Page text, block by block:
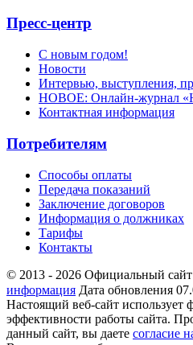
Пресс-центр
С новым годом!
Новости
Интервью, выступления,
НОВОЕ: Онлайн-журнал
Контактная информация
Потребителям
Способы оплаты
Передача показаний
Заключение договоров
Информация о должниках
Тарифы
Контакты
© 2013 - 2026 Официальный
информация Дата обновления
Настоящий веб-сайт использует
эффективности работы сайта.
данный сайт, вы даете согласие